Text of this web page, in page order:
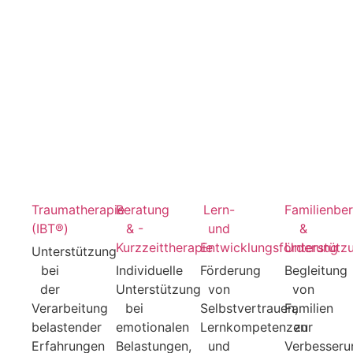
Traumatherapie
(IBT®)
Unterstützung
bei
der
Verarbeitung
belastender
Erfahrungen
Beratung
& -
Kurzzeittherapie
Individuelle
Unterstützung
bei
emotionalen
Belastungen,
Lern-
und
Entwicklungsförderung
Förderung
von
Selbstvertrauen,
Lernkompetenzen
und
&
Begleitung
von
Familien
zur